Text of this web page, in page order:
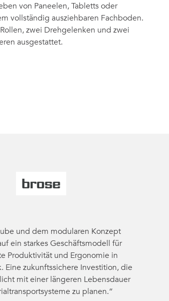
von Paneelen, Tabletts oder
vollständig ausziehbaren Fachboden.
zwei Drehgelenken und zwei
ausgestattet.
und dem modularen Konzept
ein starkes Geschäftsmodell für
Produktivität und Ergonomie in
Eine zukunftssichere Investition, die
mit einer längeren Lebensdauer
zu planen.“